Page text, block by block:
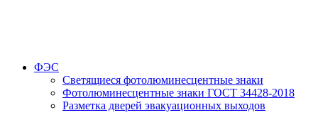
ФЭС
Светящиеся фотолюминесцентные знаки
Фотолюминесцентные знаки ГОСТ 34428-2018
Разметка дверей эвакуационных выходов